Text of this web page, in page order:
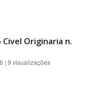
Originaria n.
| 9 visualizações